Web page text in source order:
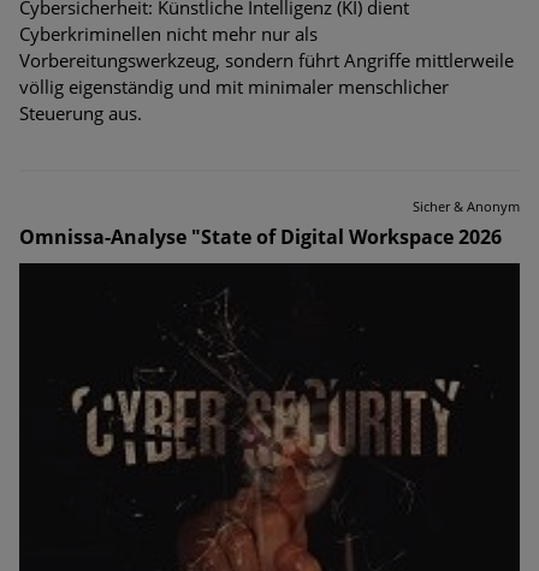
Cybersicherheit: Künstliche Intelligenz (KI) dient
Cyberkriminellen nicht mehr nur als
Vorbereitungswerkzeug, sondern führt Angriffe mittlerweile
völlig eigenständig und mit minimaler menschlicher
Steuerung aus.
Sicher & Anonym
Omnissa-Analyse "State of Digital Workspace 2026